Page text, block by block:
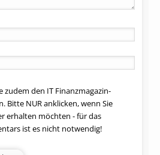
zudem den IT Finanzmagazin-
Bitte NUR anklicken, wenn Sie
erhalten möchten - für das
ist es nicht notwendig!